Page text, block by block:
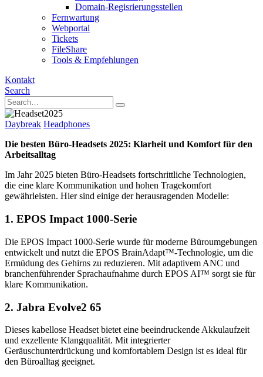
Domain-Regisrierungsstellen
Fernwartung
Webportal
Tickets
FileShare
Tools & Empfehlungen
Kontakt
Search
Daybreak Headphones
Die besten Büro-Headsets 2025: Klarheit und Komfort für den
Arbeitsalltag
Im Jahr 2025 bieten Büro-Headsets fortschrittliche Technologien,
die eine klare Kommunikation und hohen Tragekomfort
gewährleisten. Hier sind einige der herausragenden Modelle:
1. EPOS Impact 1000-Serie
Die EPOS Impact 1000-Serie wurde für moderne Büroumgebungen
entwickelt und nutzt die EPOS BrainAdapt™-Technologie, um die
Ermüdung des Gehirns zu reduzieren. Mit adaptivem ANC und
branchenführender Sprachaufnahme durch EPOS AI™ sorgt sie für
klare Kommunikation.
2. Jabra Evolve2 65
Dieses kabellose Headset bietet eine beeindruckende Akkulaufzeit
und exzellente Klangqualität. Mit integrierter
Geräuschunterdrückung und komfortablem Design ist es ideal für
den Büroalltag geeignet.